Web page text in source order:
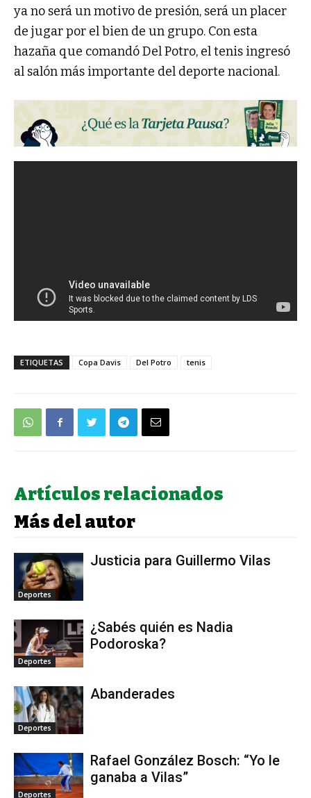
ya no será un motivo de presión, será un placer
de jugar por el bien de un grupo. Con esta
hazaña que comandó Del Potro, el tenis ingresó
al salón más importante del deporte nacional.
ETIQUETAS Copa Davis Del Potro tenis
Artículos relacionados
Más del autor
Deportes
Justicia para Guillermo Vilas
Deportes
¿Sabés quién es Nadia
Podoroska?
Deportes
Abanderades
Deportes
Rafael González Bosch: “Yo le
ganaba a Vilas”